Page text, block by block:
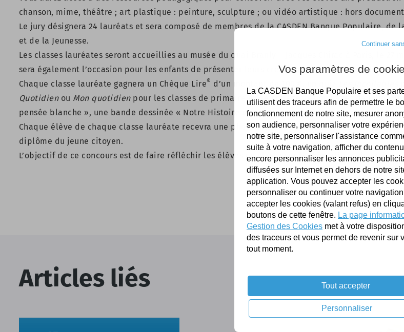
chanson, mime, théâtre ; art plastique : peinture, sculpture ; ou vidéo artistique : hors
Le jury désignera 24 lauréats et sera composé de membres de la CASDEN Banque Populaire,
et de la Jeunesse.
Les classes lauréates seront accueillies au musée du quai Branly – Jacques Chirac à Paris, le
sera également l’occasion pour les enfants de présenter leurs créations et de découvrir la
Chaque classe lauréate gagnera un Chèque Lire® d’un montant de 100 €, un quiz
Quotidienou Mon quotidien pour les classes de primaire et de collège, les ouvrages de Lilian
pensée blanche », une bande dessinée « Notre Histoire » ou « Tous super héros » ou l’album «
Chaque élève de chaque classe lauréate recevra une photo dédicacée de Lilian Thuram, une
diplôme du jeune citoyen.
L’objectif de ce concours est de faire réfléchir les élèves en classe sur la thématique du
Articles liés
Continuer
Vos paramètres de
La CASDEN Banque Populaire et ses
utilisent des traceurs afin de permettre le
fonctionnement de notre site, mesurer
son audience, personnaliser votre
notre site, personnaliser l'assistance
suite à votre navigation, afficher du
encore personnaliser les annonces
diffusées sur Internet en dehors de notre
application. Vous pouvez accepter les
personnaliser ou continuer votre
accepter les cookies (valant refus) en
boutons de cette fenêtre. La page
Gestion des Cookies met à votre
des traceurs et vous permet de revenir sur
tout moment.
Tout accepter
Personnaliser